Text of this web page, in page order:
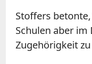
Stoffers
Schulen aber
Zugehörigkeit